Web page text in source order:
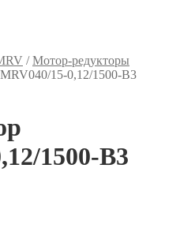
/Мотор-редукторы
15-0,12/1500-В3
1500-В3